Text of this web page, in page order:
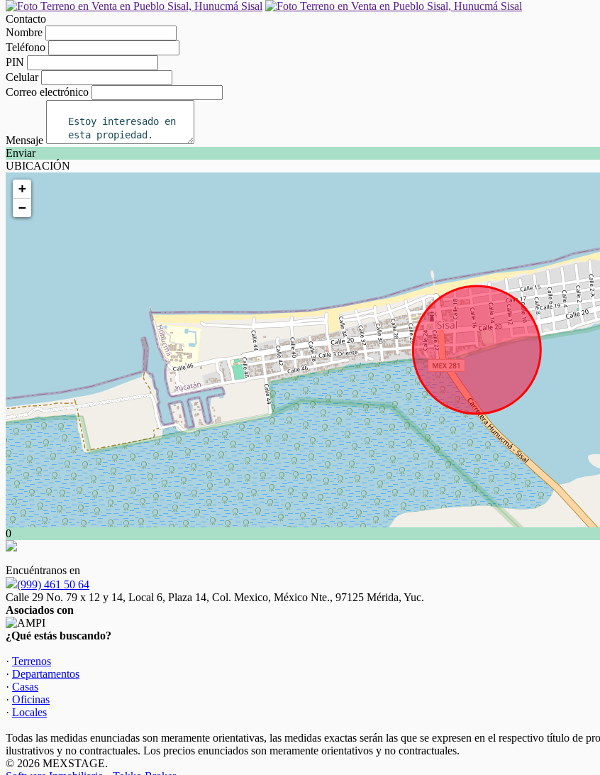
Contacto
Nombre
Teléfono
PIN
Celular
Correo electrónico
Mensaje
Enviar
UBICACIÓN
+
−
0
Encuéntranos en
(999) 461 50 64
Calle 29 No. 79 x 12 y 14, Local 6, Plaza 14, Col. Mexico, México Nte., 97125 Mérida, Yuc.
Asociados con
¿Qué estás buscando?
· Terrenos
· Departamentos
· Casas
· Oficinas
· Locales
Todas las medidas enunciadas son meramente orientativas, las medidas exactas serán las que se expresen en el respectivo título de
ilustrativos y no contractuales. Los precios enunciados son meramente orientativos y no contractuales.
© 2026 MEXSTAGE.